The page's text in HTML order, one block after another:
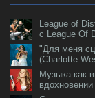
League of
с League Of
"Для меня
(Charlotte
Музыка как
вдохновении